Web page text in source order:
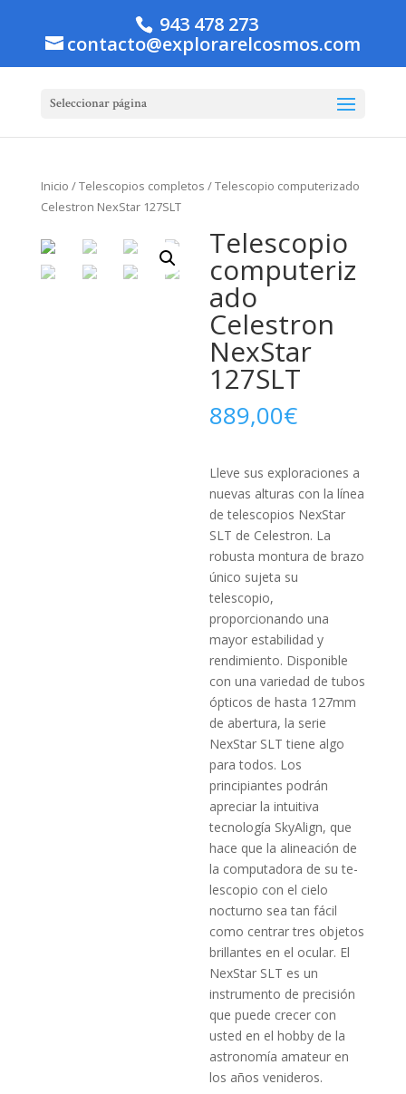
943 478 273
contacto@explorarelcosmos.com
Seleccionar página
Inicio /Telescopios completos / Telescopio computerizado
Celestron NexStar 127SLT
Telescopio
computeriz
ado
Celestron
NexStar
127SLT
889,00€
Lleve sus exploraciones a
nuevas alturas con la línea
de teles­copios NexStar
SLT de Celestron. La
robusta montura de brazo
único sujeta su
telescopio,
proporcionando una
mayor estabilidad y
rendimiento. Disponible
con una variedad de tubos
ópticos de hasta 127mm
de abertura, la serie
NexStar SLT tiene algo
para todos. Los
principiantes podrán
apreciar la intuitiva
tecnología SkyAlign, que
hace que la alineación de
la computadora de su te­
lescopio con el cielo
nocturno sea tan fácil
como centrar tres obje­tos
brillantes en el ocular. El
NexStar SLT es un
instrumento de precisión
que puede crecer con
usted en el hobby de la
astrono­mía amateur en
los años venideros.